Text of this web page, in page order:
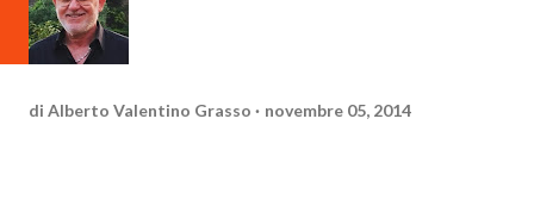
di Alberto Valentino Grasso novembre 05, 2014